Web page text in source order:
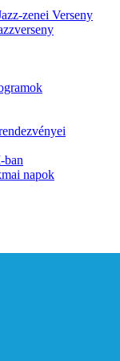
zenei Verseny
ban
napok